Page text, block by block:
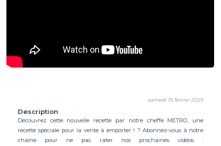
samedi 15 février 2025
Description
Découvrez cette nouvelle recette par notre cheffe METRO, une
recette spéciale pour la vente à emporter ! ? Abonnez-vous à notre
chaîne pour ne pas rater nos prochaines vidéos :